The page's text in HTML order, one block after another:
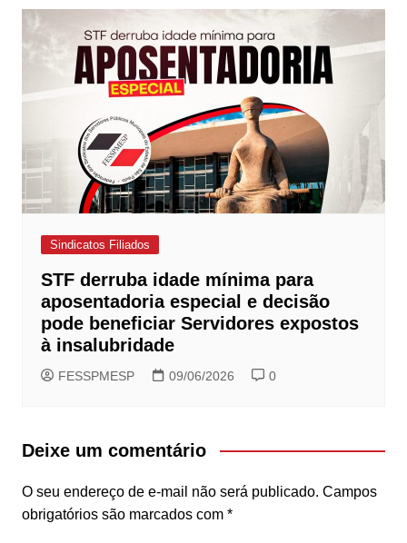
Sindicatos Filiados
STF derruba idade mínima para
aposentadoria especial e decisão
pode beneficiar Servidores expostos
à insalubridade
FESSPMESP 09/06/2026 0
Deixe um comentário
O seu endereço de e-mail não será publicado. Campos
obrigatórios são marcados com *